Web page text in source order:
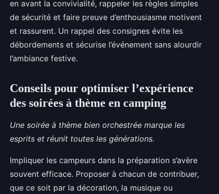
en avant la convivialité, rappeler les règles simples
de sécurité et faire preuve d’enthousiasme motivent
et rassurent. Un rappel des consignes évite les
débordements et sécurise l’événement sans alourdir
l’ambiance festive.
Conseils pour optimiser l’expérience
des soirées à thème en camping
Une soirée à thème bien orchestrée marque les
esprits et réunit toutes les générations.
Impliquer les campeurs dans la préparation s’avère
souvent efficace. Proposer à chacun de contribuer,
que ce soit par la décoration, la musique ou